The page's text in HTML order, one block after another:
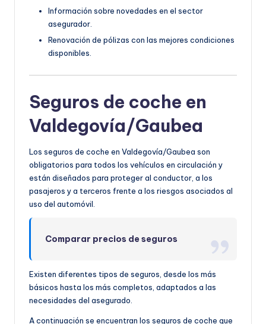
Información sobre novedades en el sector
asegurador.
Renovación de pólizas con las mejores condiciones
disponibles.
Seguros de coche en
Valdegovía/Gaubea
Los seguros de coche en Valdegovía/Gaubea son
obligatorios para todos los vehículos en circulación y
están diseñados para proteger al conductor, a los
pasajeros y a terceros frente a los riesgos asociados al
uso del automóvil.
Comparar precios de seguros
Existen diferentes tipos de seguros, desde los más
básicos hasta los más completos, adaptados a las
necesidades del asegurado.
A continuación se encuentran los seguros de coche que